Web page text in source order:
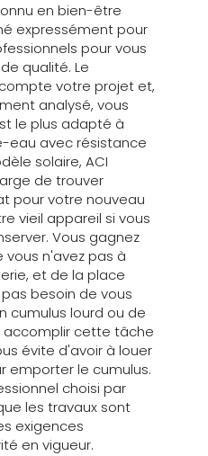
en bien-être
expressément pour
pour vous
qualité. Le
votre projet et,
analysé, vous
le plus adapté à
eau avec résistance
solaire, ACI
de trouver
pour votre nouveau
vieil appareil si vous
Vous gagnez
vous n'avez pas à
et de la place
besoin de vous
cumulus lourd ou de
accomplir cette tâche
évite d'avoir à louer
emporter le cumulus.
choisi par
les travaux sont
exigences
en vigueur.